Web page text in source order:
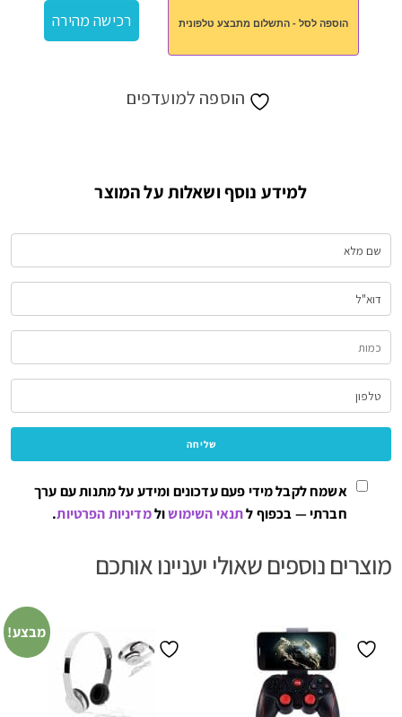
בלוטוסהוספה לסל - התשלום מתבצע טלפונית רכישה מהירה
הוספה למועדפים
למידע נוסף ושאלות על המוצר
אשמח לקבל מידי פעם עדכונים ומידע על מתנות עם ערך
חברתי — בכפוף לתנאי השימושולמדיניות הפרטיות.
מוצרים נוספים שאולי יעניינו אותכם
מבצע!